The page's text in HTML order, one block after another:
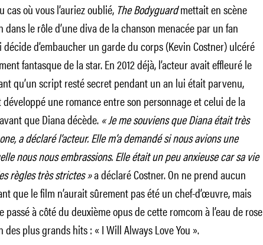
cas où vous l’auriez oublié,The Bodyguardmettait en scène
dans le rôle d’une diva de la chanson menacée par un fan
d’embaucher un garde du corps (Kevin Costner) ulcéré
fantasque de la star. En 2012 déjà, l’acteur avait effleuré le
qu’un script resté secret pendant un an lui était parvenu,
une romance entre son personnage et celui de la
que Diana décède. «Je me souviens que Diana était très
a déclaré l’acteur. Elle m’a demandé si nous avions une
nous nous embrassions. Elle était un peu anxieuse car sa vie
règles très strictes »a déclaré Costner. On ne prend aucun
que le film n’aurait sûrement pas été un chef-d’œuvre, mais
passé à côté du deuxième opus de cette romcom à l’eau de rose
des plus grands hits : « I Will Always Love You ».